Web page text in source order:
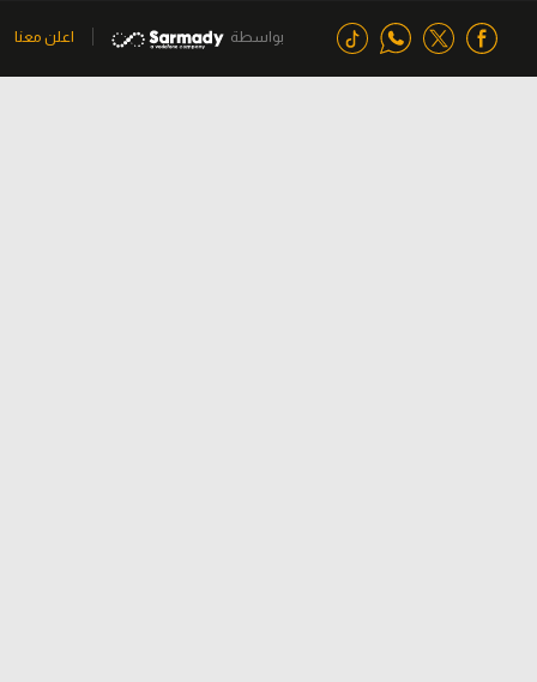
بواسطة اعلن معنا